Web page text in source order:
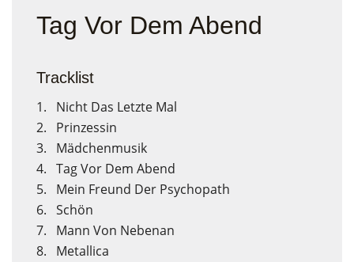
Tag Vor Dem Abend
Tracklist
1. Nicht Das Letzte Mal
2. Prinzessin
3. Mädchenmusik
4. Tag Vor Dem Abend
5. Mein Freund Der Psychopath
6. Schön
7. Mann Von Nebenan
8. Metallica